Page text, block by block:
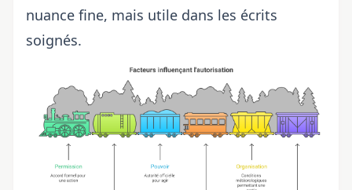
nuance fine, mais utile dans les écrits
soignés.